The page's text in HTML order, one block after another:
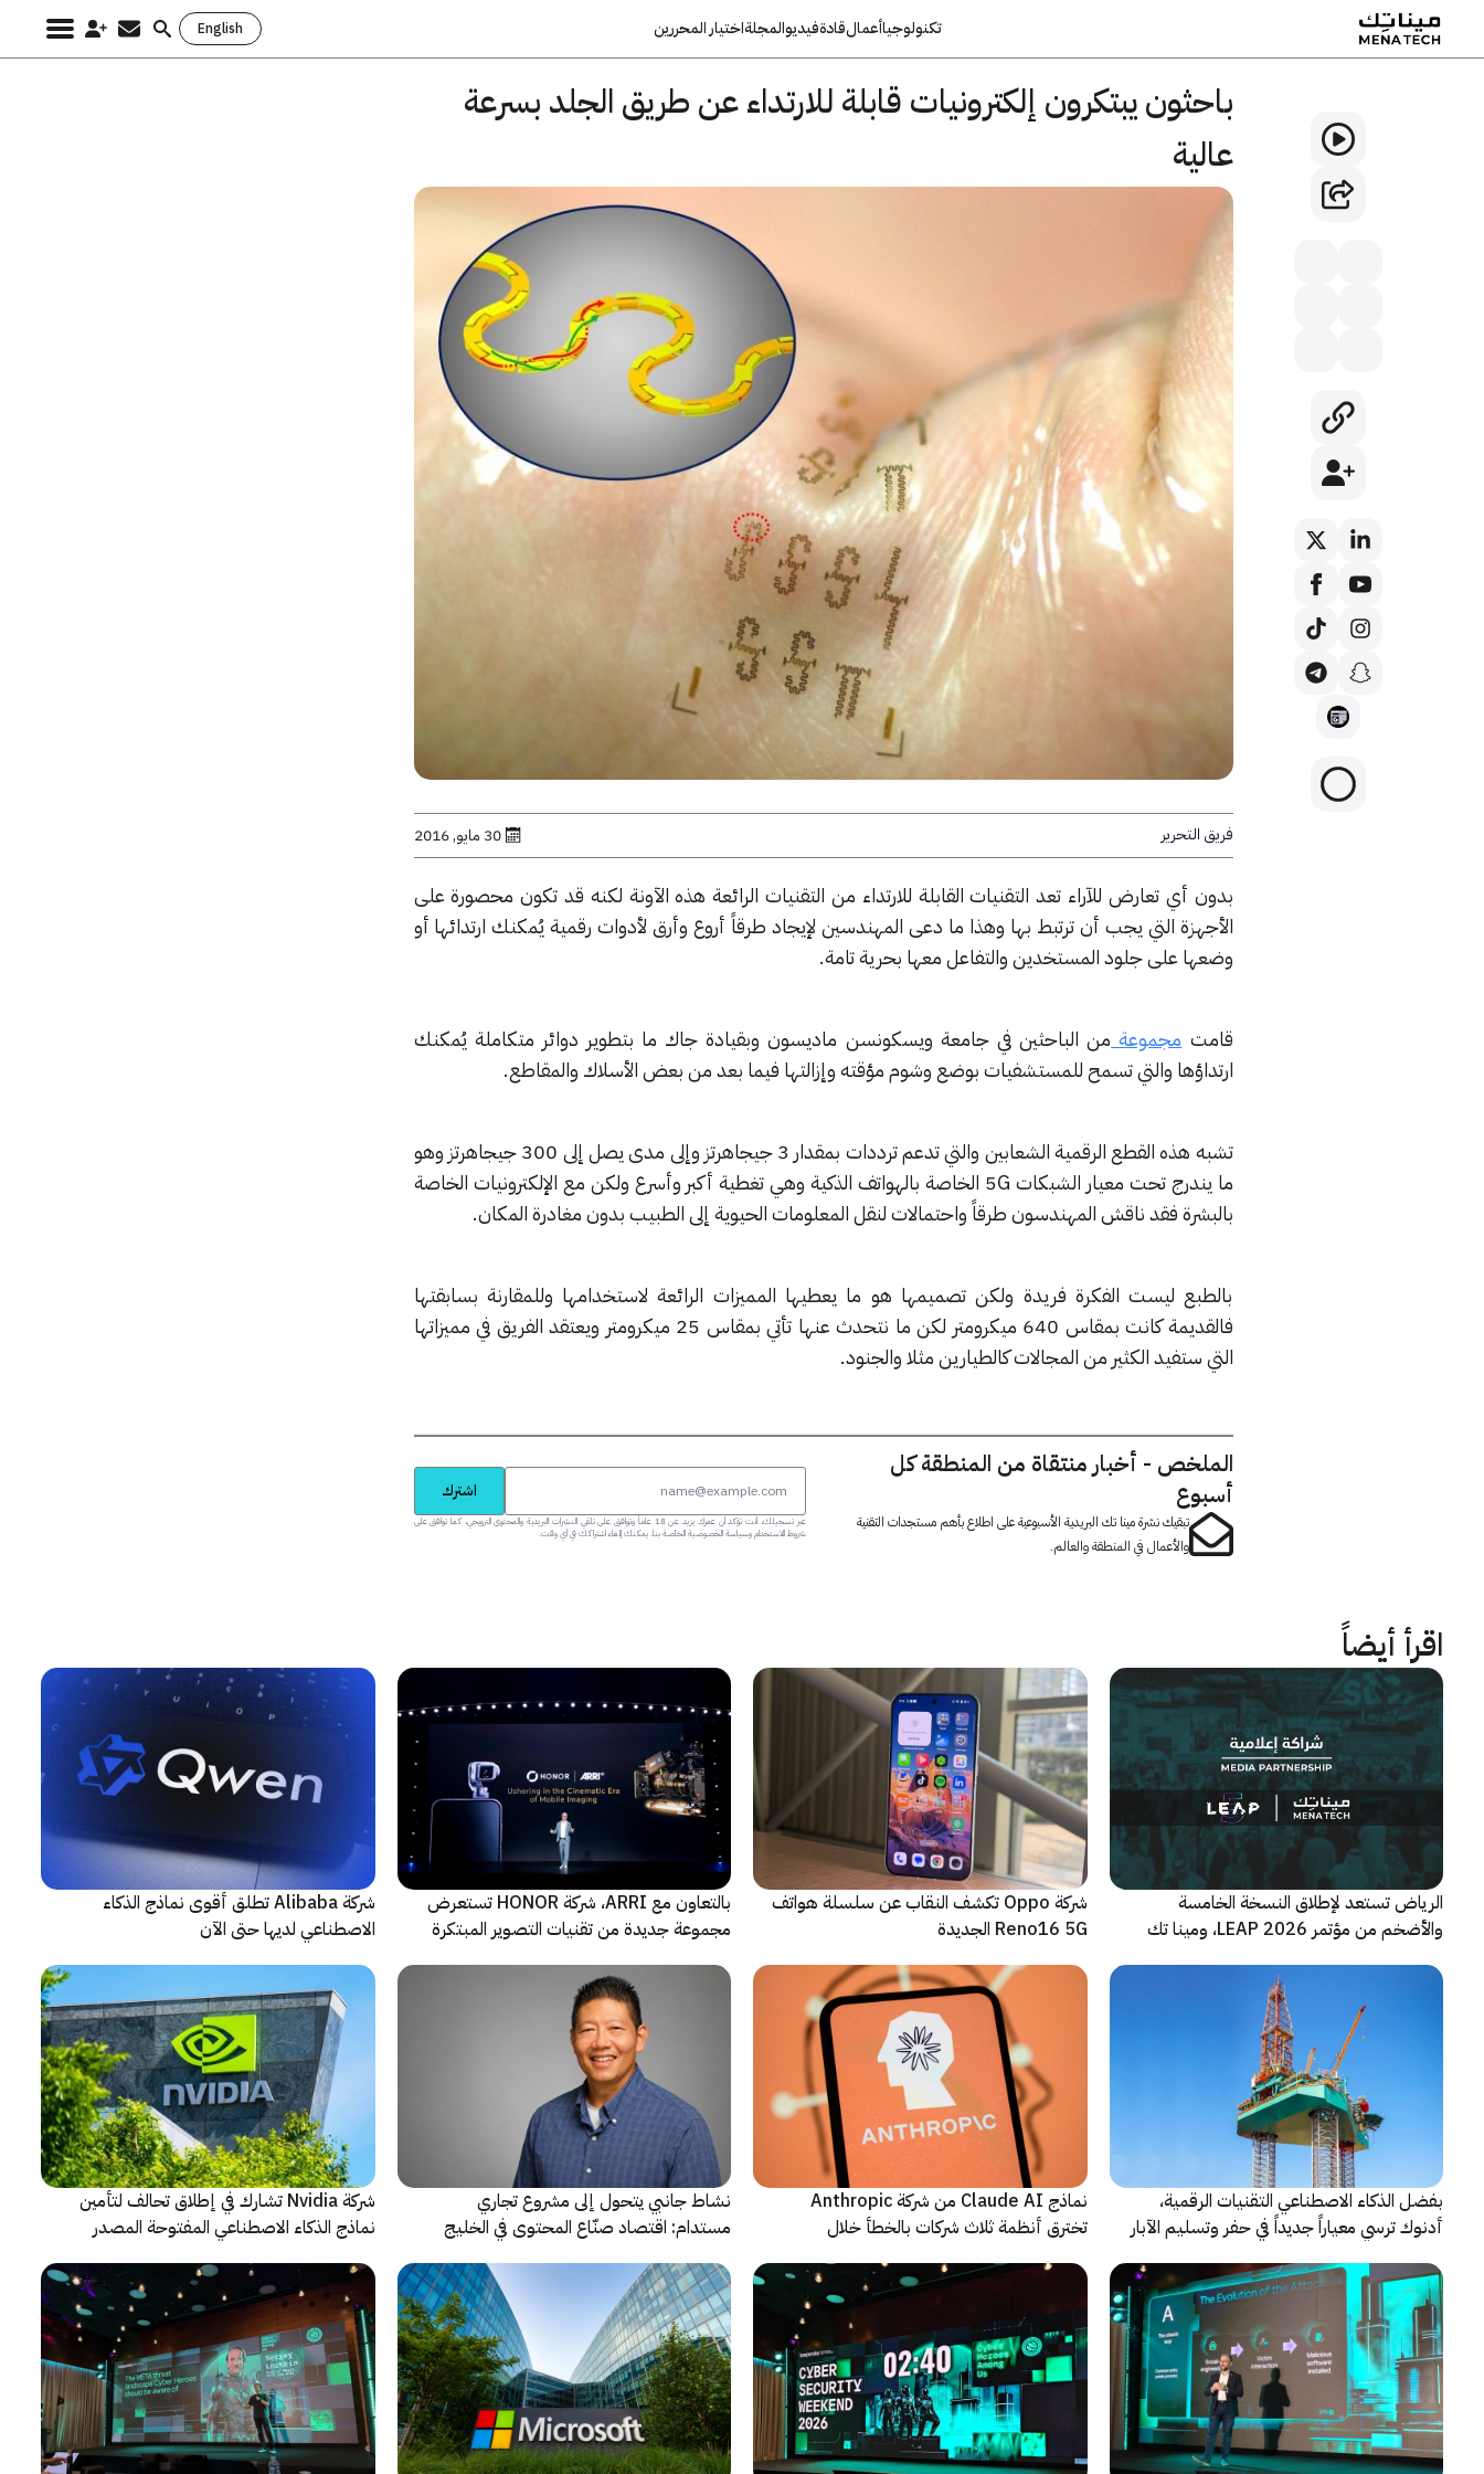
تكنولوجياأعمالقادةفيديوالمجلةاختيار المحررين English
Search
باحثون يبتكرون إلكترونيات قابلة للارتداء عن طريق الجلد بسرعة
عالية
فريق التحرير 30 مايو, 2016
بدون أي تعارض للآراء تعد التقنيات القابلة للارتداء من التقنيات الرائعة هذه الآونة لكنه قد تكون محصورة على
الأجهزة التي يجب أن ترتبط بها وهذا ما دعى المهندسين لإيجاد طرقاً أروع وأرق لأدوات رقمية يُمكنك ارتدائها أو
وضعها على جلود المستخدين والتفاعل معها بحرية تامة.
قامت مجموعة من الباحثين في جامعة ويسكونسن ماديسون وبقيادة جاك ما بتطوير دوائر متكاملة يُمكنك
ارتداؤها والتي تسمح للمستشفيات بوضع وشوم مؤقته وإزالتها فيما بعد من بعض الأسلاك والمقاطع.
تشبه هذه القطع الرقمية الشعابين والتي تدعم ترددات بمقدار 3 جيجاهرتز وإلى مدى يصل إلى 300 جيجاهرتز وهو
ما يندرج تحت معيار الشبكات 5G الخاصة بالهواتف الذكية وهي تغطية أكبر وأسرع ولكن مع الإلكترونيات الخاصة
بالبشرة فقد ناقش المهندسون طرقاً واحتمالات لنقل المعلومات الحيوية إلى الطبيب بدون مغادرة المكان.
بالطبع ليست الفكرة فريدة ولكن تصميمها هو ما يعطيها المميزات الرائعة لاستخدامها وللمقارنة بسابقتها
فالقديمة كانت بمقاس 640 ميكرومتر لكن ما نتحدث عنها تأتي بمقاس 25 ميكرومتر ويعتقد الفريق في مميزاتها
التي ستفيد الكثير من المجالات كالطيارين مثلا والجنود.
الملخص - أخبار منتقاة من المنطقة كل
أسبوع
تبقيك نشرة مينا تك البريدية الأسبوعية على اطلاع بأهم مستجدات التقنية
والأعمال في المنطقة والعالم.
اشترك
عبر تسجيلك، أنت تؤكد أن عمرك يزيد عن 18 عاماً وتوافق على تلقي النشرات البريدية والمحتوى الترويجي، كما توافق على
شروط الاستخدام وسياسة الخصوصية الخاصة بنا. يمكنك إلغاء اشتراكك في أي وقت.
اقرأ أيضاً
الرياض تستعد لإطلاق النسخة الخامسة
والأضخم من مؤتمر LEAP 2026، ومينا تك
شركة Oppo تكشف النقاب عن سلسلة هواتف
Reno16 5G الجديدة
بالتعاون مع ARRI، شركة HONOR تستعرض
مجموعة جديدة من تقنيات التصوير المبتكرة
شركة Alibaba تطلق أقوى نماذج الذكاء
الاصطناعي لديها حتى الآن
بفضل الذكاء الاصطناعي التقنيات الرقمية،
أدنوك ترسي معياراً جديداً في حفر وتسليم الآبار
نماذج Claude AI من شركة Anthropic
تخترق أنظمة ثلاث شركات بالخطأ خلال
نشاط جانبي يتحول إلى مشروع تجاري
مستدام: اقتصاد صنّاع المحتوى في الخليج
شركة Nvidia تشارك في إطلاق تحالف لتأمين
نماذج الذكاء الاصطناعي المفتوحة المصدر